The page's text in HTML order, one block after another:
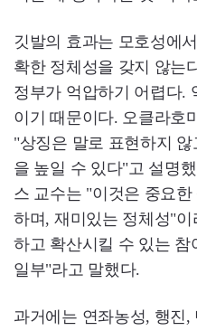
깃발의 효과는 모호성에
확한 정체성을 갖지 않는
정부가 억압하기 어렵다.
이기 때문이다. 오클라호
"상징은 말로 표현하지
을 높일 수 있다"고 설명
스 교수는 "이것은 중요
하며, 재미있는 정체성"
하고 확산시킬 수 있는 참
일부"라고 말했다.
과거에는 연좌농성, 행진